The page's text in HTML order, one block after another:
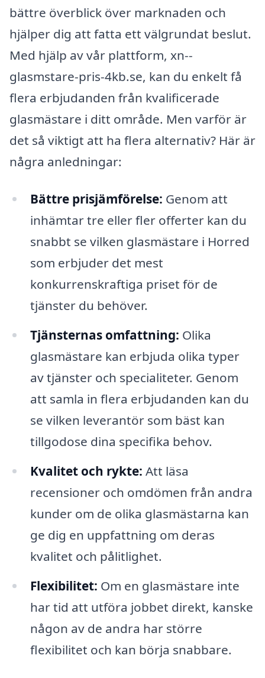
bättre överblick över marknaden och
hjälper dig att fatta ett välgrundat beslut.
Med hjälp av vår plattform, xn--
glasmstare-pris-4kb.se, kan du enkelt få
flera erbjudanden från kvalificerade
glasmästare i ditt område. Men varför är
det så viktigt att ha flera alternativ? Här är
några anledningar:
Bättre prisjämförelse: Genom att
inhämtar tre eller fler offerter kan du
snabbt se vilken glasmästare i Horred
som erbjuder det mest
konkurrenskraftiga priset för de
tjänster du behöver.
Tjänsternas omfattning: Olika
glasmästare kan erbjuda olika typer
av tjänster och specialiteter. Genom
att samla in flera erbjudanden kan du
se vilken leverantör som bäst kan
tillgodose dina specifika behov.
Kvalitet och rykte: Att läsa
recensioner och omdömen från andra
kunder om de olika glasmästarna kan
ge dig en uppfattning om deras
kvalitet och pålitlighet.
Flexibilitet: Om en glasmästare inte
har tid att utföra jobbet direkt, kanske
någon av de andra har större
flexibilitet och kan börja snabbare.